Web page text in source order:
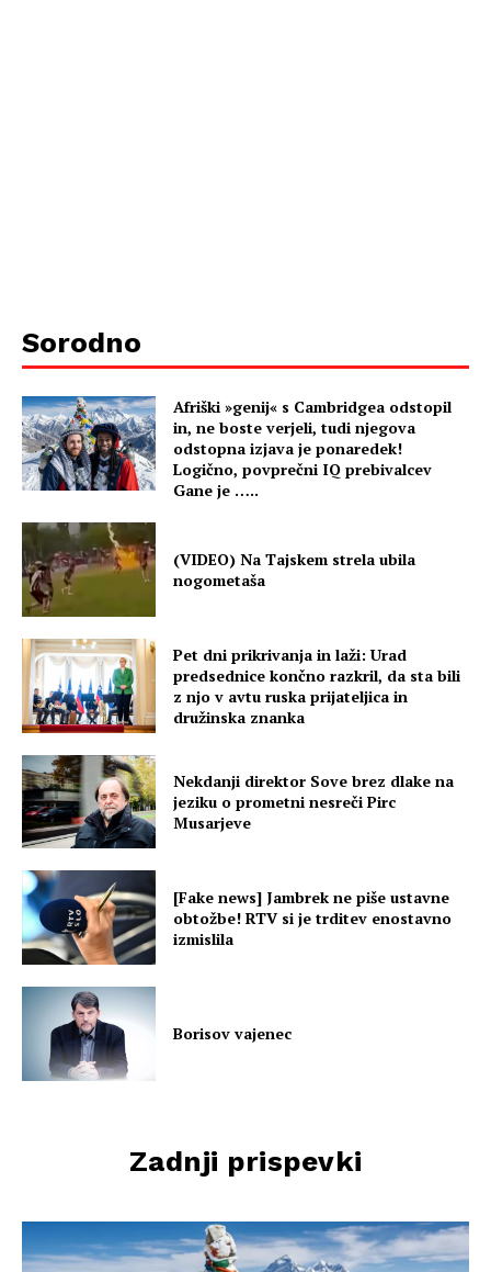
Sorodno
Afriški »genij« s Cambridgea odstopil
in, ne boste verjeli, tudi njegova
odstopna izjava je ponaredek!
Logično, povprečni IQ prebivalcev
Gane je …..
(VIDEO) Na Tajskem strela ubila
nogometaša
Pet dni prikrivanja in laži: Urad
predsednice končno razkril, da sta bili
z njo v avtu ruska prijateljica in
družinska znanka
Nekdanji direktor Sove brez dlake na
jeziku o prometni nesreči Pirc
Musarjeve
[Fake news] Jambrek ne piše ustavne
obtožbe! RTV si je trditev enostavno
izmislila
Borisov vajenec
Zadnji prispevki